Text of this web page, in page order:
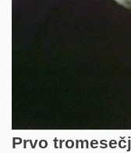
Prvo